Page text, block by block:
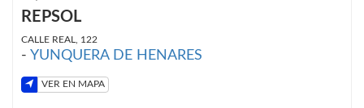
REPSOL
CALLE REAL, 122
- YUNQUERA DE HENARES
VER EN MAPA